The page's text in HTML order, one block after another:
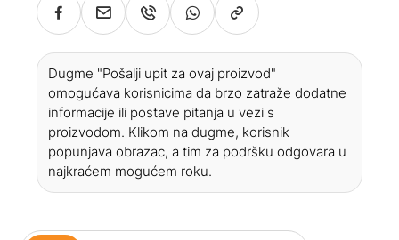
Dugme "Pošalji upit za ovaj proizvod"
omogućava korisnicima da brzo zatraže dodatne
informacije ili postave pitanja u vezi s
proizvodom. Klikom na dugme, korisnik
popunjava obrazac, a tim za podršku odgovara u
najkraćem mogućem roku.